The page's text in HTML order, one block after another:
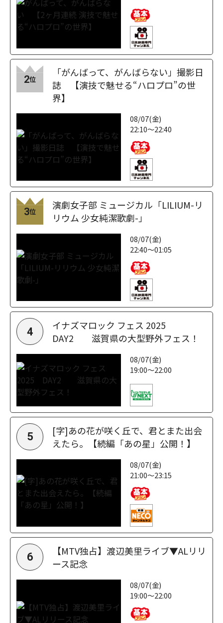
2位
「がんばって、がんばらない」撮影日
誌 【演技で魅せる“ハロプロ”の世
界】
08/07(金)
22:10～22:40
3位
演劇女子部 ミュージカル「LILIUM-リ
リウム 少女純潔歌劇-」
08/07(金)
22:40～01:05
4
イナズマロック フェス 2025
DAY2 滋賀県の大型野外フェス！
08/07(金)
19:00～22:00
5
[字]あの花が咲く丘で、君とまた出会
えたら。【続編「あの星」公開！】
08/07(金)
21:00～23:15
6
【MTV独占】渡辺美里ライブ▼ALリリ
ース記念
08/07(金)
19:00～22:00